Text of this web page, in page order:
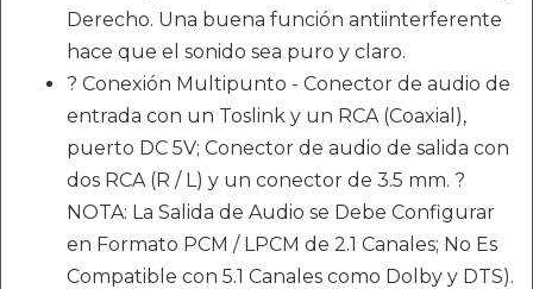
Derecho. Una buena función antiinterferente
hace que el sonido sea puro y claro.
? Conexión Multipunto - Conector de audio de
entrada con un Toslink y un RCA (Coaxial),
puerto DC 5V; Conector de audio de salida con
dos RCA (R / L) y un conector de 3.5 mm. ?
NOTA: La Salida de Audio se Debe Configurar
en Formato PCM / LPCM de 2.1 Canales; No Es
Compatible con 5.1 Canales como Dolby y DTS).